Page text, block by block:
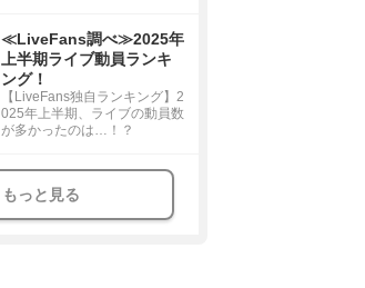
≪LiveFans調べ≫2025年
上半期ライブ動員ランキ
ング！
【LiveFans独自ランキング】2
025年上半期、ライブの動員数
が多かったのは…！？
もっと見る